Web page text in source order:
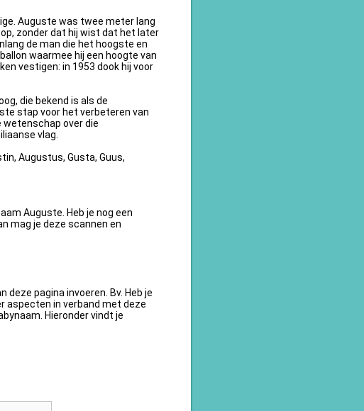
Auguste was twee meter lang
zonder dat hij wist dat het later
de man die het hoogste en
waarmee hij een hoogte van
vestigen: in 1953 dook hij voor
die bekend is als de
stap voor het verbeteren van
over die
vlag.
Augustus, Gusta, Guus,
Auguste. Heb je nog een
mag je deze scannen en
pagina invoeren. Bv. Heb je
aspecten in verband met deze
Hieronder vindt je